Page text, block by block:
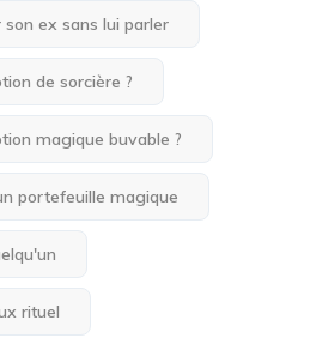
ex sans lui parler
de sorcière ?
magique buvable ?
portefeuille magique
rituel